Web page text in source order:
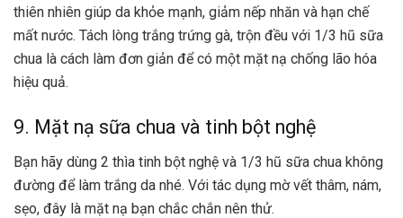
thiên nhiên giúp da khỏe mạnh, giảm nếp nhăn và hạn chế
mất nước. Tách lòng trắng trứng gà, trộn đều với 1/3 hũ sữa
chua là cách làm đơn giản để có một mặt nạ chống lão hóa
hiệu quả.
9. Mặt nạ sữa chua và tinh bột nghệ
Bạn hãy dùng 2 thìa tinh bột nghệ và 1/3 hũ sữa chua không
đường để làm trắng da nhé. Với tác dụng mờ vết thâm, nám,
sẹo, đây là mặt nạ bạn chắc chắn nên thử.